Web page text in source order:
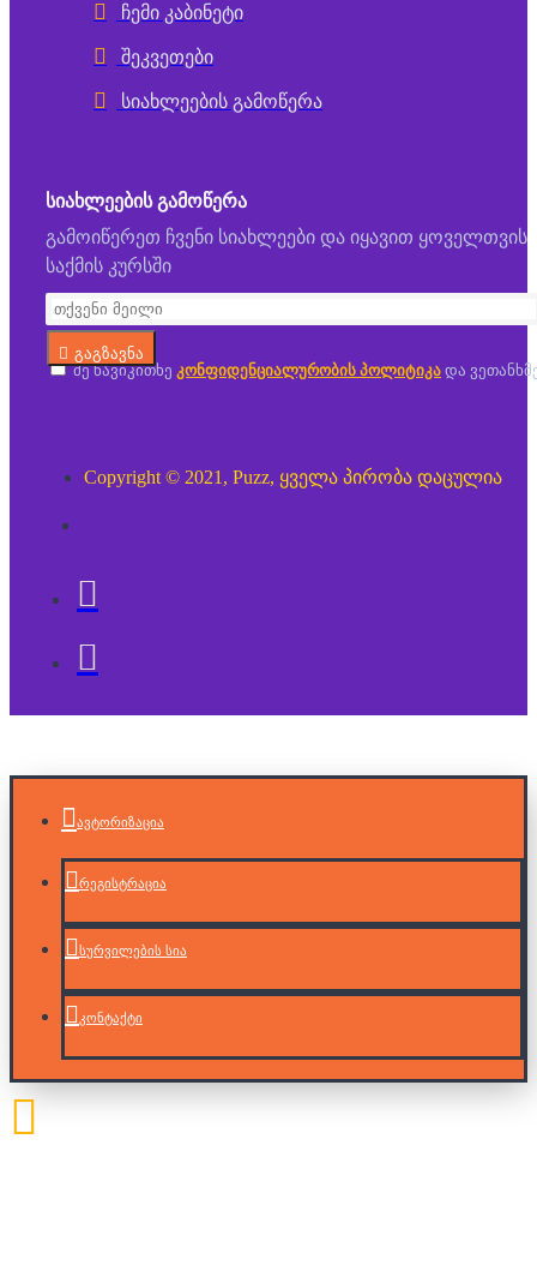
ჩემი კაბინეტი
შეკვეთები
სიახლეების გამოწერა
ᲡᲘᲐᲮᲚᲔᲔᲑᲘᲡ ᲒᲐᲛᲝᲬᲔᲠᲐ
გამოიწერეთ ჩვენი სიახლეები და იყავით ყოველთვის
საქმის კურსში
გაგზავნა
მე წავიკითხე კონფიდენციალურობის პოლიტიკა და
Copyright © 2021, Puzz, ყველა პირობა დაცულია
ავტორიზაცია
რეგისტრაცია
სურვილების სია
კონტაქტი